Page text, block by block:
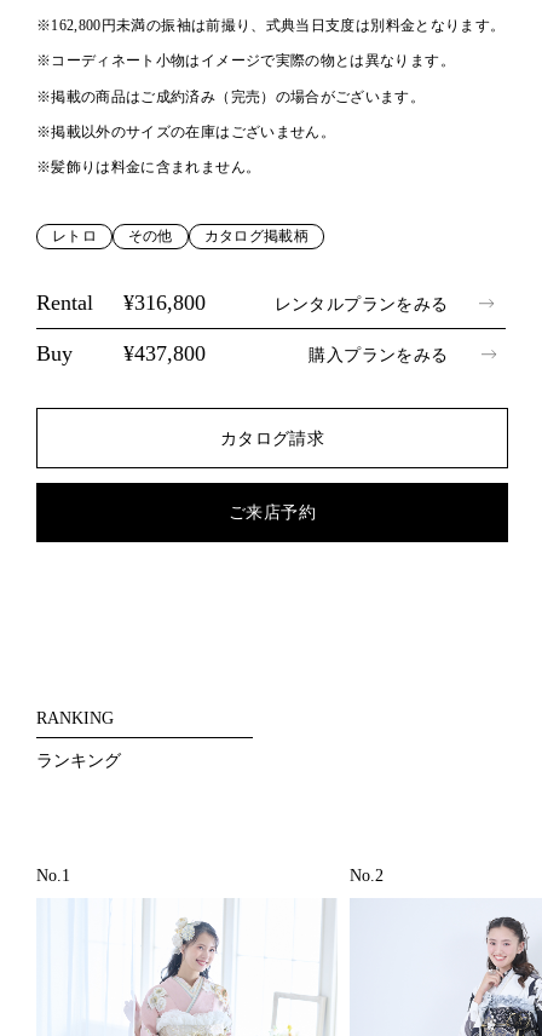
※162,800円未満の振袖は前撮り、式典当日支度は別料金となります。
※コーディネート小物はイメージで実際の物とは異なります。
※掲載の商品はご成約済み（完売）の場合がございます。
※掲載以外のサイズの在庫はございません。
※髪飾りは料金に含まれません。
レトロ その他 カタログ掲載柄
Rental ¥316,800 レンタルプランをみる
Buy ¥437,800 購入プランをみる
カタログ請求
ご来店予約
RANKING
ランキング
No.1 No.2